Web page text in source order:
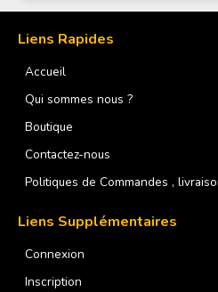
Liens Rapides
Accueil
Qui sommes nous ?
Boutique
Contactez-nous
Politiques de Commandes ,
Liens Supplémentaires
Connexion
Inscription